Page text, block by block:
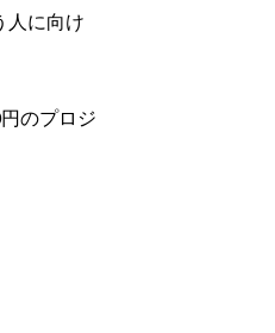
人に向け
のプロジ